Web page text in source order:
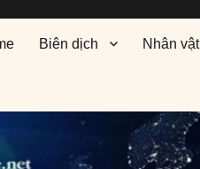
Biên dịch Nhân vật